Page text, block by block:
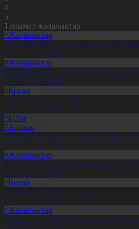
4
5
Танымал жаңалықтар
#Жаңалықтар
Мемлекеттік білім грант иегерлері
07.08.2026, 19:46
#Жаңалықтар
Мемлекеттік білім грант иегерлері
07.08.2026, 16:50
#Қоғам
Енді салалық дәрігерге қаралу үшін
30.07.2026, 20:05
#Білім
#Aqparat
Жапондар Қазақстан өсімдіктерін
04.08.2026, 17:30
#Жаңалықтар
Павлодарда отандық өнім өндірісі 1,5
05.08.2026, 20:06
#Қоғам
Құрылтай сайлауына үміткерлердің
13.07.2026, 20:03
#Жаңалықтар
Шымкентте теміржолшылар